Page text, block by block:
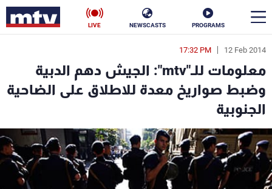
PROGRAMS
NEWSCASTS
LIVE
12 Feb 2014
17:32 PM
معلومات للـ"mtv": الجيش دهم الدبية
وضبط صواريخ معدة للاطلاق على الضاحية
الجنوبية
en
الأخبار
سياسة
إقتصاد فن
منوعات رياضة